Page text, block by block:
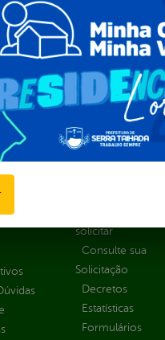
Municipal de Meio
Municipal de
Municipal de Relações
Municipal de Saúde – SMS
Municipal de Serviços
de Trânsito e
STTRANS
Fiscalização e Controle
solicitar
Consulte sua
Solicitação
Decretos
Estatísticas
Formulários